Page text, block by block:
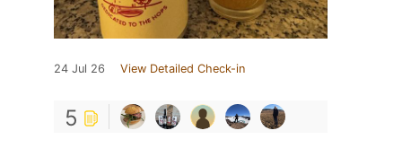
24 Jul 26 View Detailed Check-in
5